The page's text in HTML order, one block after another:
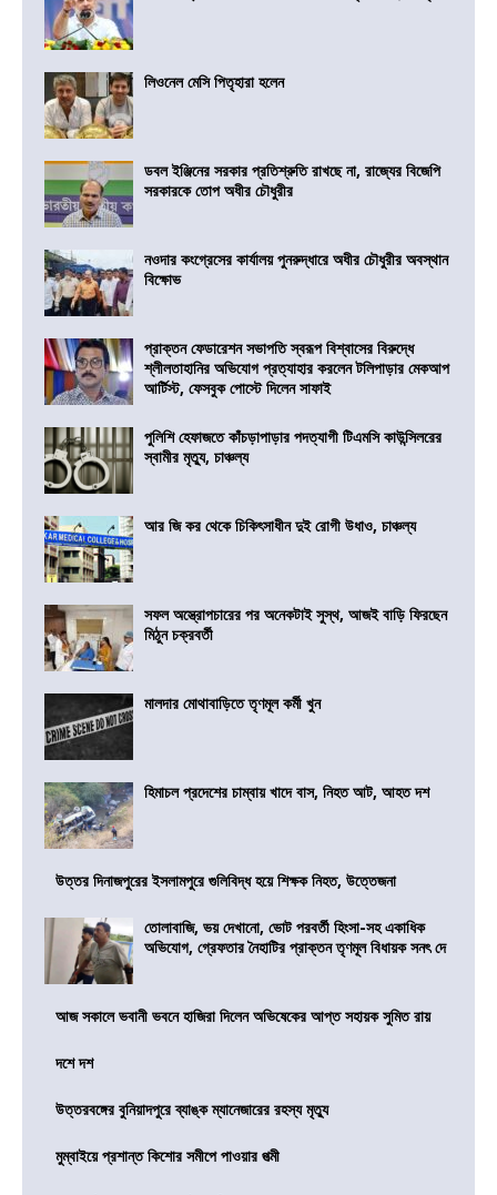
লিওনেল মেসি পিতৃহারা হলেন
ডবল ইঞ্জিনের সরকার প্রতিশ্রুতি রাখছে না, রাজ্যের বিজেপি
সরকারকে তোপ অধীর চৌধুরীর
নওদার কংগ্রেসের কার্যালয় পুনরুদ্ধারে অধীর চৌধুরীর অবস্থান
বিক্ষোভ
প্রাক্তন ফেডারেশন সভাপতি স্বরূপ বিশ্বাসের বিরুদ্ধে
শ্লীলতাহানির অভিযোগ প্রত্যাহার করলেন টলিপাড়ার মেকআপ
আর্টিস্ট, ফেসবুক পোস্টে দিলেন সাফাই
পুলিশি হেফাজতে কাঁচড়াপাড়ার পদত্যাগী টিএমসি কাউন্সিলরের
স্বামীর মৃত্যু, চাঞ্চল্য
আর জি কর থেকে চিকিৎসাধীন দুই রোগী উধাও, চাঞ্চল্য
সফল অস্ত্রোপচারের পর অনেকটাই সুস্থ, আজই বাড়ি ফিরছেন
মিঠুন চক্রবর্তী
মালদার মোথাবাড়িতে তৃণমূল কর্মী খুন
হিমাচল প্রদেশের চাম্বায় খাদে বাস, নিহত আট, আহত দশ
উত্তর দিনাজপুরের ইসলামপুরে গুলিবিদ্ধ হয়ে শিক্ষক নিহত, উত্তেজনা
তোলাবাজি, ভয় দেখানো, ভোট পরবর্তী হিংসা-সহ একাধিক
অভিযোগ, গ্রেফতার নৈহাটির প্রাক্তন তৃণমূল বিধায়ক সনৎ দে
আজ সকালে ভবানী ভবনে হাজিরা দিলেন অভিষেকের আপ্ত সহায়ক সুমিত রায়
দশে দশ
উত্তরবঙ্গের বুনিয়াদপুরে ব্যাঙ্ক ম্যানেজারের রহস্য মৃত্যু
মুম্বাইয়ে প্রশান্ত কিশোর সমীপে পাওয়ার পত্মী